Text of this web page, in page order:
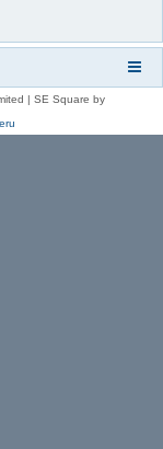
| SE Square by